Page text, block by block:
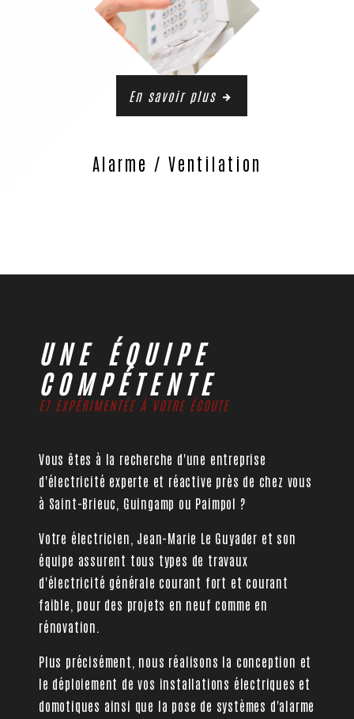
En savoir plus
Alarme / Ventilation
UNE ÉQUIPE
COMPÉTENTE
ET EXPÉRIMENTÉE À VOTRE ÉCOUTE
Vous êtes à la recherche d'une entreprise
d'électricité experte et réactive près de chez vous
à Saint-Brieuc, Guingamp ou Paimpol ?
Votre électricien, Jean-Marie Le Guyader et son
équipe assurent tous types de travaux
d'électricité générale courant fort et courant
faible, pour des projets en neuf comme en
rénovation.
Plus précisément, nous réalisons la conception et
le déploiement de vos installations électriques et
domotiques ainsi que la pose de systèmes d'alarme